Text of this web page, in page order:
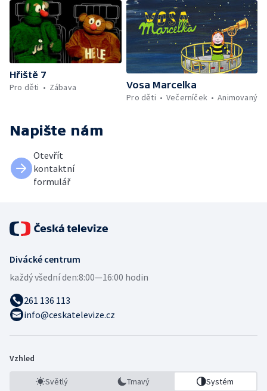
Hřiště 7
Pro děti
Zábava
Vosa Marcelka
Pro děti
Večerníček Animovaný
Napište nám
Otevřít
kontaktní
formulář
Divácké centrum
každý všední den:8:00—16:00 hodin
261 136 113
info@ceskatelevize.cz
Vzhled
Světlý Tmavý Systém